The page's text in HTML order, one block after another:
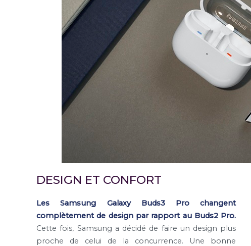
DESIGN ET CONFORT
Les Samsung Galaxy Buds3 Pro changent
complètement de design par rapport au Buds2 Pro.
Cette fois, Samsung a décidé de faire un design plus
proche de celui de la concurrence. Une bonne